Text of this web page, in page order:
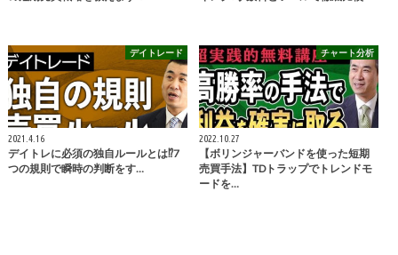
デイトレード
2021.4.16
デイトレに必須の独自ルールとは⁉7
つの規則で瞬時の判断をす…
チャート分析
2022.10.27
【ボリンジャーバンドを使った短期
売買手法】TDトラップでトレンドモ
ードを…